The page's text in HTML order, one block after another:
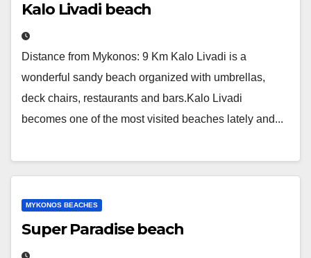
Kalo Livadi beach
Distance from Mykonos: 9 Km Kalo Livadi is a
wonderful sandy beach organized with umbrellas,
deck chairs, restaurants and bars.Kalo Livadi
becomes one of the most visited beaches lately and...
MYKONOS BEACHES
Super Paradise beach